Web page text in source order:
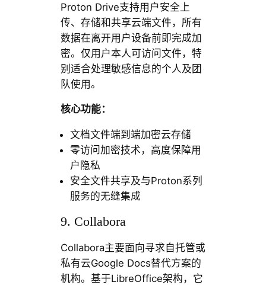
Proton Drive支持用户安全上
传、存储和共享云端文件，所有
数据在离开用户设备前即完成加
密。仅用户本人可访问文件，特
别适合处理敏感信息的个人及团
队使用。
核心功能：
文档文件端到端加密云存储
零访问加密技术，高度保障用
户隐私
安全文件共享及与Proton系列
服务的无缝集成
9. Collabora
Collabora主要面向寻求自托管或
私有云Google Docs替代方案的
机构。基于LibreOffice架构，它